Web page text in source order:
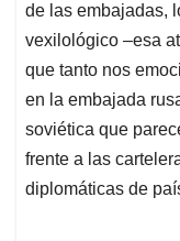
de las embajadas,
vexilológico –esa
que tanto nos
en la embajada
soviética que
frente a las
diplomáticas de